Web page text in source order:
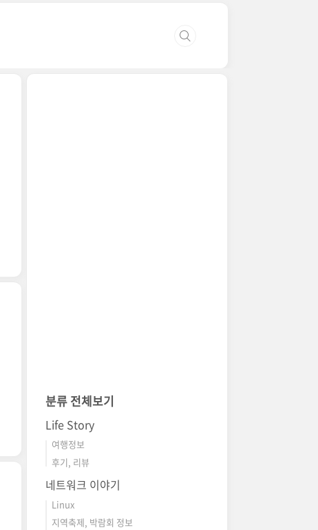
분류 전체보기
Life Story
여행정보
후기, 리뷰
네트워크 이야기
Linux
지역축제, 박람회 정보